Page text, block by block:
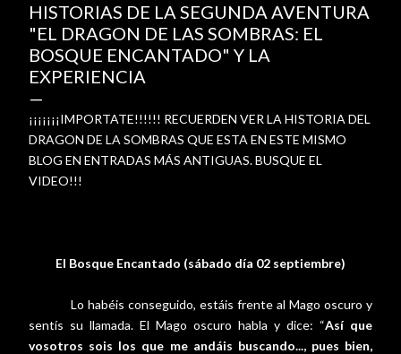
HISTORIAS DE LA SEGUNDA AVENTURA
"EL DRAGON DE LAS SOMBRAS: EL
BOSQUE ENCANTADO" Y LA
EXPERIENCIA
¡¡¡¡¡¡¡IMPORTATE!!!!!! RECUERDEN VER LA HISTORIA DEL
DRAGON DE LA SOMBRAS QUE ESTA EN ESTE MISMO
BLOG EN ENTRADAS MÁS ANTIGUAS. BUSQUE EL
VIDEO!!!
El Bosque Encantado (sábado día 02 septiembre)
Lo habéis conseguido, estáis frente al Mago oscuro y
sentís su llamada. El Mago oscuro habla y dice: “Así que
vosotros sois los que me andáis buscando..., pues bien,